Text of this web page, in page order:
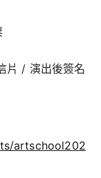
片 / 演出後簽名
artschool202